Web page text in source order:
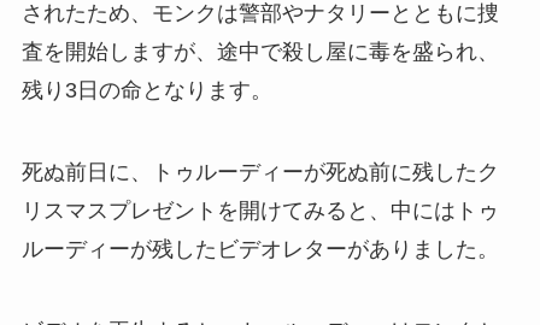
されたため、モンクは警部やナタリーとともに捜
査を開始しますが、途中で殺し屋に毒を盛られ、
残り3日の命となります。
死ぬ前日に、トゥルーディーが死ぬ前に残したク
リスマスプレゼントを開けてみると、中にはトゥ
ルーディーが残したビデオレターがありました。